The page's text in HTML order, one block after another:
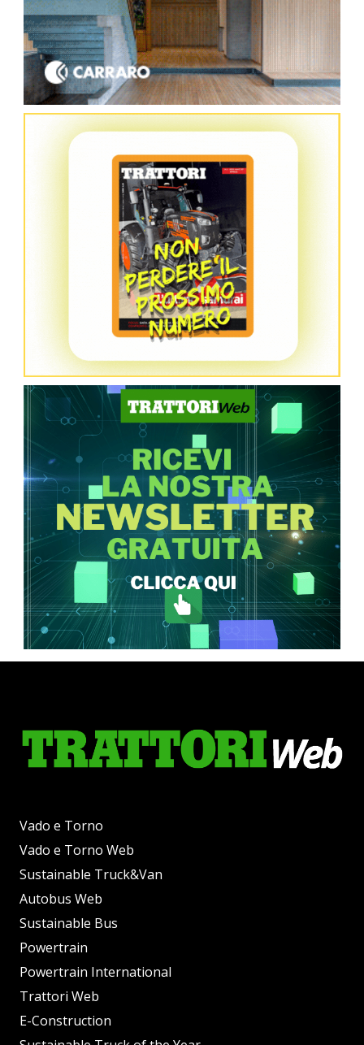
Vado e Torno
Vado e Torno Web
Sustainable Truck&Van
Autobus Web
Sustainable Bus
Powertrain
Powertrain International
Trattori Web
E-Construction